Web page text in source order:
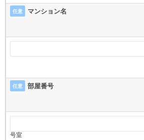
任意 マンション名
任意 部屋番号
号室